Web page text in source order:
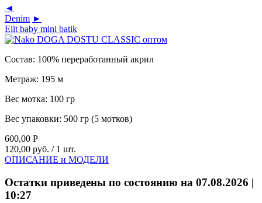
◄
Denim ►
Elit baby mini batik
Состав: 100% переработанный акрил
Метраж: 195 м
Вес мотка: 100 гр
Вес упаковки: 500 гр (5 мотков)
600,00 Р
120,00 руб. / 1 шт.
ОПИСАНИЕ и МОДЕЛИ
Остатки приведены по состоянию на 07.08.2026 |
10:27